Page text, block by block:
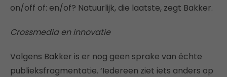
on/off of: en/of? Natuurlijk, die laatste, zegt Bakker.
Crossmedia en innovatie
Volgens Bakker is er nog geen sprake van échte
publieksfragmentatie. ‘Iedereen ziet iets anders op